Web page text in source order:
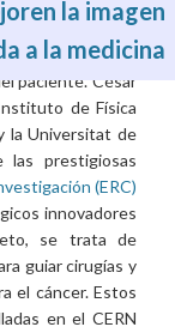
la imagen
a la medicina
paciente. César
de Física
la Universitat de
las prestigiosas
(ERC)
innovadores
se trata de
guiar cirugías y
el cáncer. Estos
en el CERN